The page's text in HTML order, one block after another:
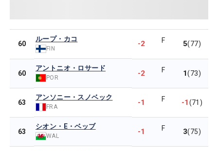
60
ループ・カコ
FIN
-2 F 5(77)
60
アントニオ・ロサード
POR -2 F 1(73)
63
アンソニー・スノベック
FRA -1 F -1(71)
63
シオン・E・ベッブ
WAL -1 F 3(75)